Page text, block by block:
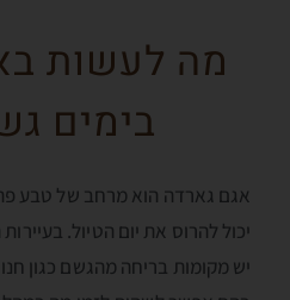
מה לעשות
בימים
אגם גארדה הוא מרחב של טבע
יכול להרוס את יום הטיול.
יש מקומות בריחה מהגשם כגון